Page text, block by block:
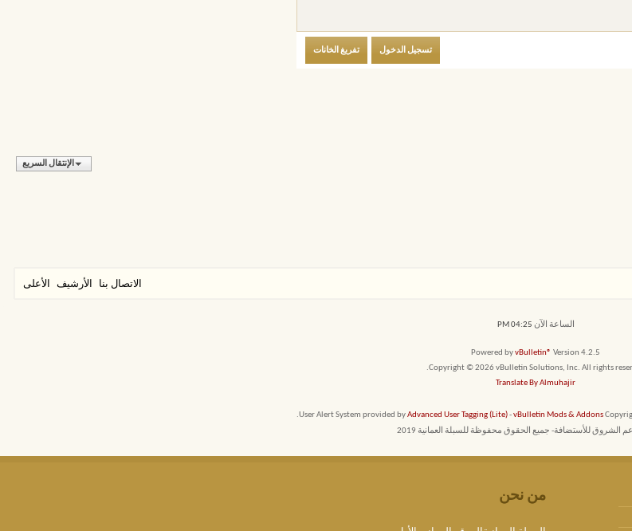
الإنتقال السريع
الاتصال بنا الأرشيف الأعلى
الساعة الآن 04:25 PM
Powered byvBulletin® Version 4.2.5
Copyright © 2026 vBulletin Solutions, Inc. All rights
Translate By Almuhajir
User Alert System provided byAdvanced User Tagging (Lite)-vBulletin Mods & Addons
الشروق للأستضافة- جميع الحقوق محفوظة للسبلة العمانية 2019
من نحن